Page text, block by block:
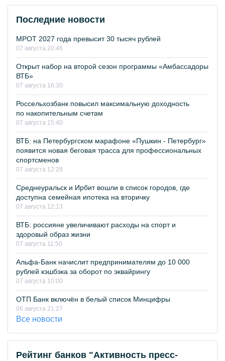
Последние новости
МРОТ 2027 года превысит 30 тысяч рублей
07 августа 20:46
Открыт набор на второй сезон программы «Амбассадоры
ВТБ»
07 августа 16:30
Россельхозбанк повысил максимальную доходность
по накопительным счетам
07 августа 15:40
ВТБ: на Петербургском марафоне «Пушкин - Петербург»
появится новая беговая трасса для профессиональных
спортсменов
07 августа 12:28
Среднеуральск и Ирбит вошли в список городов, где
доступна семейная ипотека на вторичку
07 августа 12:13
ВТБ: россияне увеличивают расходы на спорт и
здоровый образ жизни
07 августа 11:50
Альфа-Банк начислит предпринимателям до 10 000
рублей кэшбэка за оборот по эквайрингу
07 августа 10:00
ОТП Банк включён в белый список Минцифры
06 августа 21:27
Все новости
Рейтинг банков "Активность пресс-